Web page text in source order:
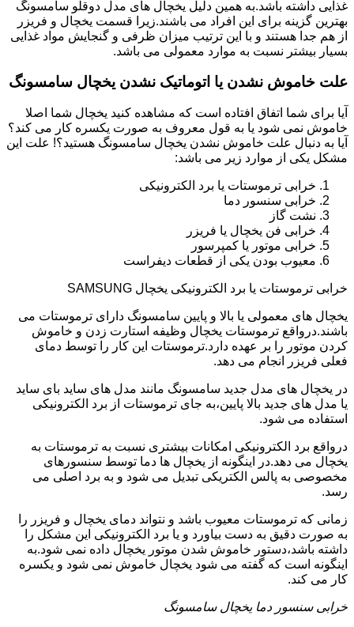
غذایی داشته باشد.به همین دلیل یخچال های مدل دوقلو سامسونگ
بهترین گزینه برای این افراد می باشند.زیرا قسمت یخچال و فریزر
از هم جدا هستند و با این ترتیب میزان ظرفی و گنجایش مواد غذایی
بسیار بیشتر نسبت به موارد معمولی می باشد.
علت خاموش نشدن یا اتوماتیک نشدن یخچال سامسونگ
آیا برای شما اتفاق افتاده است که مشاهده کنید یخچال شما اصلا
خاموش نمی شود یا به قول معروف به صورت یکسره کار می کند؟
آیا به دنبال علت خاموش نشدن یخچال سامسونگ هستید؟! علت این
مشکل یکی از موارد زیر می باشد:
خرابی ترموستات یا برد الکترونیکی
خرابی سنسور دما
نشت گاز
خرابی فن یخچال یا فریزر
خرابی موتور یا کمپرسور
معیوب بودن یکی از قطعات دیفراست
خرابی ترموستات یا برد الکترونیکی یخچال SAMSUNG
یخچال های معمولی یا بالا و پایین سامسونگ دارای ترموستات می
باشند.درواقع ترموستات یخچال وظیفه استارت زدن و خاموش
کردن موتور را بر عهده دارد.ترموستات این کار را توسط دمای
فعلی فریزر انجام می دهد.
در یخچال های مدل جدید سامسونگ مانند مدل های ساید بای ساید
یا مدل های جدید بالا پایین،به جای ترموستات از برد الکترونیکی
استفاده می شود.
درواقع برد الکترونیکی امکانات بیشتری نسبت به ترموستات به
یخچال می دهد.در اینگونه از یخچال ها دما توسط سنسورهای
مخصوصی به پالس الکتریکی تبدیل می شود و به برد اصلی می
رسد.
زمانی که ترموستات معیوب باشد و نتواند دمای یخچال و فریزر را
به صورت دقیق به دست بیاورد و یا برد الکترونیکی این مشکل را
داشته باشد،دستور خاموش شدن موتور یخچال داده نمی شود.به
اینگونه است که گفته می شود یخچال خاموش نمی شود و یکسره
کار می کند.
خرابی سنسور دما یخچال سامسونگ